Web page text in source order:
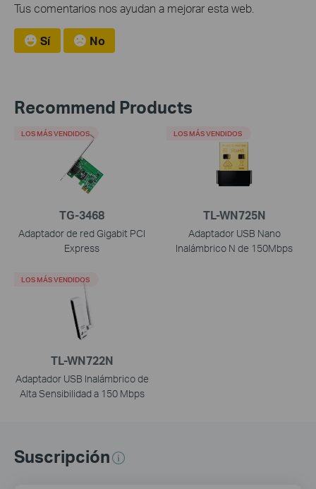
Tus comentarios nos ayudan a mejorar esta web.
Sí No
Recommend Products
TG-3468
Adaptador de red Gigabit PCI
Express
LOS MÁS VENDIDOS
TL-WN725N
Adaptador USB Nano
Inalámbrico N de 150Mbps
LOS MÁS VENDIDOS
TL-WN722N
Adaptador USB Inalámbrico de
Alta Sensibilidad a 150 Mbps
LOS MÁS VENDIDOS
Suscripción